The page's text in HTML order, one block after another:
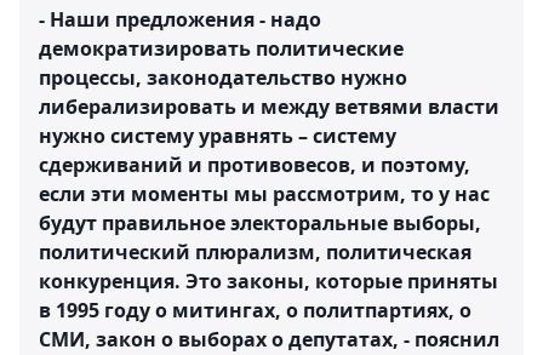
- Наши предложения - надо
демократизировать политические
процессы, законодательство нужно
либерализировать и между ветвями власти
нужно систему уравнять – систему
сдерживаний и противовесов, и поэтому,
если эти моменты мы рассмотрим, то у нас
будут правильное электоральные выборы,
политический плюрализм, политическая
конкуренция. Это законы, которые приняты
в 1995 году о митингах, о политпартиях, о
СМИ, закон о выборах о депутатах, - пояснил